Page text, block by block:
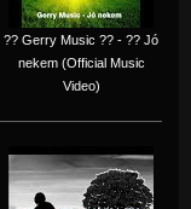
?? Gerry Music ?? - ?? Jó
nekem (Official Music
Video)